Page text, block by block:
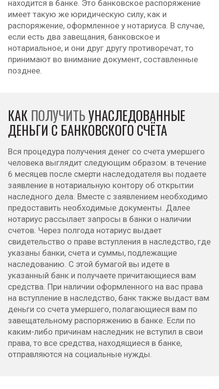
находится в банке. Это банковское распоряжение
имеет такую же юридическую силу, как и
распоряжение, оформленное у нотариуса. В случае,
если есть два завещания, банковское и
нотариальное, и они друг другу противоречат, то
принимают во внимание документ, составленные
позднее.
КАК ПОЛУЧИТЬУНАСЛЕДОВАННЫЕ
ДЕНЬГИ С БАНКОВСКОГО СЧЁТА
Вся процедура получения денег со счета умершего
человека выглядит следующим образом: в течение
6 месяцев после смерти наследодателя вы подаете
заявление в нотариальную контору об открытии
наследного дела. Вместе с заявлением необходимо
предоставить необходимые документы. Далее
нотариус рассылает запросы в банки о наличии
счетов. Через полгода нотариус выдает
свидетельство о праве вступления в наследство, где
указаны банки, счета и суммы, подлежащие
наследованию. С этой бумагой вы идете в
указанный банк и получаете причитающиеся вам
средства. При наличии оформленного на вас права
на вступление в наследство, банк также выдаст вам
деньги со счета умершего, полагающиеся вам по
завещательному распоряжению в банке. Если по
каким-либо причинам наследник не вступил в свои
права, то все средства, находящиеся в банке,
отправляются на социальные нужды.